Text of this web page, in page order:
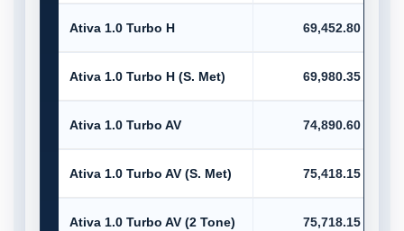
Ativa 1.0 Turbo H 69,452.80
Ativa 1.0 Turbo H (S. Met) 69,980.35
Ativa 1.0 Turbo AV 74,890.60
Ativa 1.0 Turbo AV (S. Met) 75,418.15
Ativa 1.0 Turbo AV (2 Tone) 75,718.15